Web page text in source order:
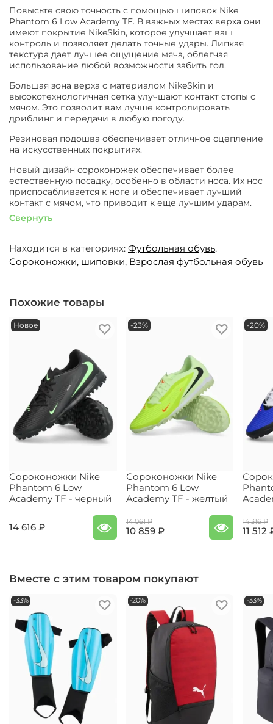
Повысьте свою точность с помощью шиповок Nike
Phantom 6 Low Academy TF. В важных местах верха они
имеют покрытие NikeSkin, которое улучшает ваш
контроль и позволяет делать точные удары. Липкая
текстура дает лучшее ощущение мяча, облегчая
использование любой возможности забить гол.
Большая зона верха с материалом NikeSkin и
высокотехнологичная сетка улучшают контакт стопы с
мячом. Это позволит вам лучше контролировать
дриблинг и передачи в любую погоду.
Резиновая подошва обеспечивает отличное сцепление
на искусственных покрытиях.
Новый дизайн сороконожек обеспечивает более
естественную посадку, особенно в области носа. Их нос
приспосабливается к ноге и обеспечивает лучший
контакт с мячом, что приводит к еще лучшим ударам.
Свернуть
Находится в категориях: Футбольная обувь,
Сороконожки, шиповки, Взрослая футбольная обувь
Похожие товары
Новое
Сороконожки Nike
Phantom 6 Low
Academy TF - черный
14 616 ₽
-23%
Сороконожки Nike
Phantom 6 Low
Academy TF - желтый
14 061 ₽
10 859 ₽
-20%
14 316 ₽
11 512
Вместе с этим товаром покупают
-33% -20% -33%